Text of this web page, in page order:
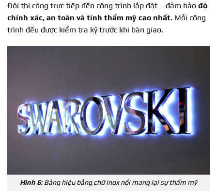
Đội thi công trực tiếp đến công trình lắp đặt – đảm bảo độ
chính xác, an toàn và tính thẩm mỹ cao nhất. Mỗi công
trình đều được kiểm tra kỹ trước khi bàn giao.
Hình 6:Bảng hiệu bằng chữ inox nổi mang lại sự thẩm mỹ